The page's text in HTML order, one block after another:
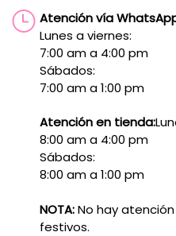
Atención vía
Lunes a viernes:
7:00 am a 4:00 pm
Sábados:
7:00 am a 1:00 pm
Atención en tienda:
8:00 am a 4:00 pm
Sábados:
8:00 am a 1:00 pm
NOTA:No hay
festivos.